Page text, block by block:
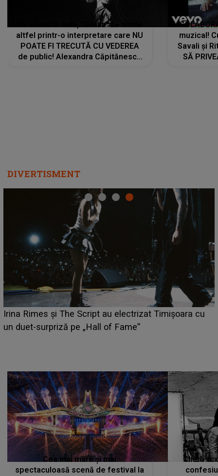
De această dată, "Dilaila" se simte
altfel printr-o interpretare care NU
POATE FI TRECUTĂ CU VEDEREA
de public! Alexandra Căpitănescu
muzical!
Savali și
SĂ
DIVERTISMENT
HOROSCOP 6 august 2026. Zodia care are șansa să
câștige mai mulți bani. O oportunitate neașteptată îi
Cea mai mare și mai
spectaculoasă scenă de festival la
Charli